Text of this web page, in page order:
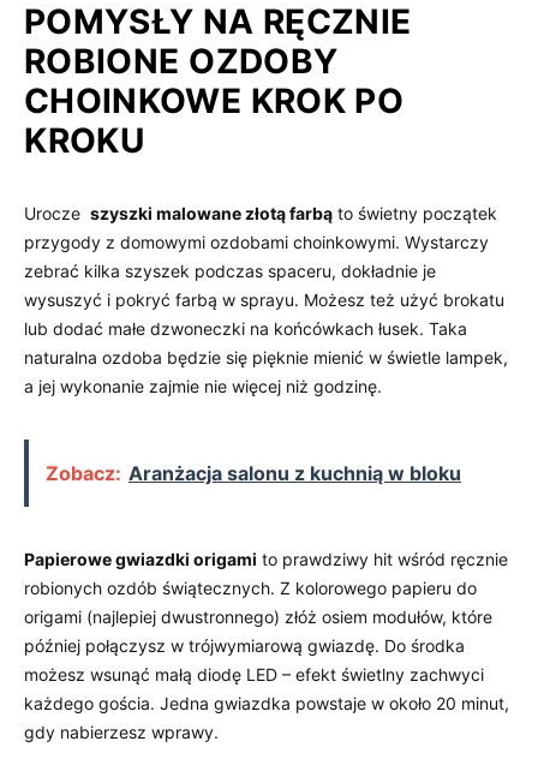
POMYSŁY NA​ RĘCZNIE
ROBIONE⁣ OZDOBY
CHOINKOWE KROK PO
⁤KROKU
Urocze ⁤ szyszki malowane złotą farbą to świetny początek⁤
przygody z domowymi ⁢ozdobami choinkowymi. Wystarczy
zebrać kilka szyszek podczas spaceru, dokładnie je
wysuszyć i pokryć farbą w sprayu. Możesz też użyć brokatu
⁢lub dodać małe dzwoneczki‍ na końcówkach‍ łusek. Taka ​
naturalna ozdoba⁢ będzie się ‌pięknie mienić w⁣ świetle lampek,
‍a jej wykonanie zajmie nie więcej niż​ godzinę.
Zobacz: Aranżacja salonu z kuchnią w bloku
Papierowe gwiazdki‌ origami to prawdziwy hit⁤ wśród ręcznie
robionych ozdób świątecznych. Z ⁢kolorowego⁤ papieru do
origami (najlepiej dwustronnego) złóż osiem​ modułów, które
później połączysz ‌w trójwymiarową gwiazdę. Do środka‍
możesz ⁣wsunąć ‌małą ⁤diodę LED – ‌efekt świetlny zachwyci
każdego⁢ gościa. Jedna⁢ gwiazdka ‌powstaje w około‍ 20 minut,
gdy nabierzesz wprawy.